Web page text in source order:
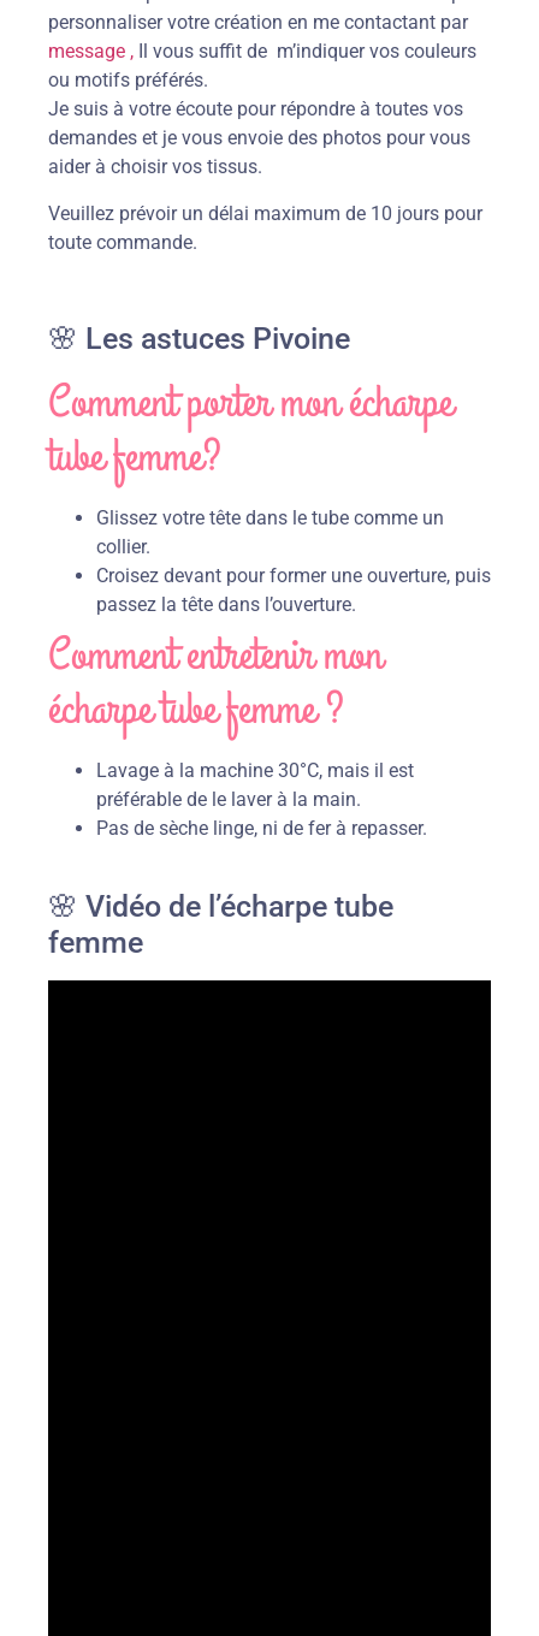
personnaliser votre création en me contactant par
message , Il vous suffit de m’indiquer vos couleurs
ou motifs préférés.
Je suis à votre écoute pour répondre à toutes vos
demandes et je vous envoie des photos pour vous
aider à choisir vos tissus.
Veuillez prévoir un délai maximum de 10 jours pour
toute commande.
🌸 Les astuces Pivoine
Comment porter mon écharpe
tube femme?
Glissez votre tête dans le tube comme un
collier.
Croisez devant pour former une ouverture, puis
passez la tête dans l’ouverture.
Comment entretenir mon
écharpe tube femme ?
Lavage à la machine 30°C, mais il est
préférable de le laver à la main.
Pas de sèche linge, ni de fer à repasser.
🌸 Vidéo de l’écharpe tube
femme